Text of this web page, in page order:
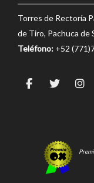
Torres de Rectoría
de Tiro, Pachuca de
Teléfono: +52